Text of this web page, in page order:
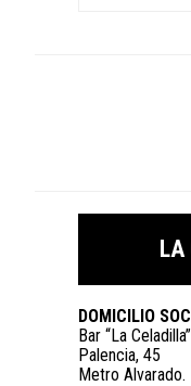
LA
DOMICILIO
Bar “La Celadilla”
Palencia, 45
Metro Alvarado.